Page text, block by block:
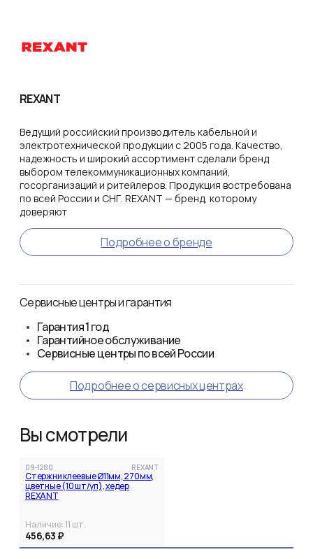
REXANT
Ведущий российский производитель кабельной и
электротехнической продукции с 2005 года. Качество,
надежность и широкий ассортимент сделали бренд
выбором телекоммуникационных компаний,
госорганизаций и ритейлеров. Продукция востребована
по всей России и СНГ. REXANT — бренд, которому
доверяют
Подробнее о бренде
Сервисные центры и гарантия
Гарантия1 год
Гарантийное обслуживание
Сервисные центры по всей России
Подробнее о сервисных центрах
Вы смотрели
09-1280 REXANT
Стержни клеевые Ø11мм, 270мм,
цветные (10 шт/уп), хедер
REXANT
Наличие:11 шт.
456,63 ₽